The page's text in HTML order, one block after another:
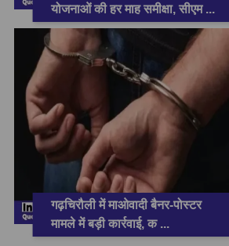
योजनाओं की हर माह समीक्षा, सीएम...
गढ़चिरौली में माओवादी बैनर-पोस्टर
मामले में बड़ी कार्रवाई, क...